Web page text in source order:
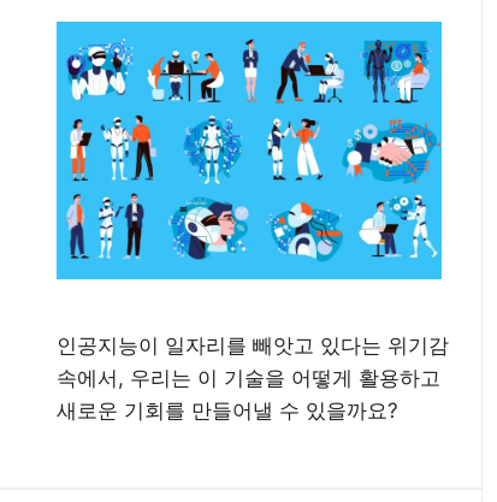
인공지능이 일자리를 빼앗고 있다는 위기감
속에서, 우리는 이 기술을 어떻게 활용하고
새로운 기회를 만들어낼 수 있을까요?